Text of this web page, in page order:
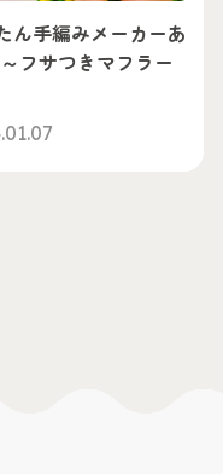
ん手編みメーカーあ
フサつきマフラー